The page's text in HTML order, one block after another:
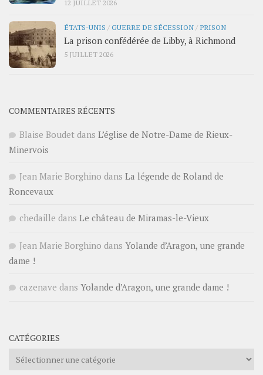
12 JUILLET 2026
ÉTATS-UNIS /GUERRE DE SÉCESSION/ PRISON
La prison confédérée de Libby, à Richmond
5 JUILLET 2026
COMMENTAIRES RÉCENTS
Blaise Boudet dans L’église de Notre-Dame de Rieux-
Minervois
Jean Marie Borghino dans La légende de Roland de
Roncevaux
chedaille dans Le château de Miramas-le-Vieux
Jean Marie Borghino dans Yolande d’Aragon, une grande
dame !
cazenave dans Yolande d’Aragon, une grande dame !
CATÉGORIES
Catégories